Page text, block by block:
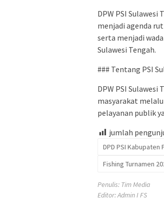
DPW PSI
menjadi agenda
serta menjadi
Sulawesi Tengah.
### Tentang PSI
DPW PSI
masyarakat
pelayanan publik
jumlah
DPD PSI Kabupaten
Fishing Turnamen
Penulis: Tim Media
Editor: Admin I FS